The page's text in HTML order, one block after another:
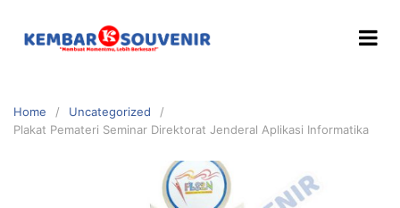
Home
Uncategorized
Plakat Pemateri Seminar Direktorat Jenderal Aplikasi Informatika